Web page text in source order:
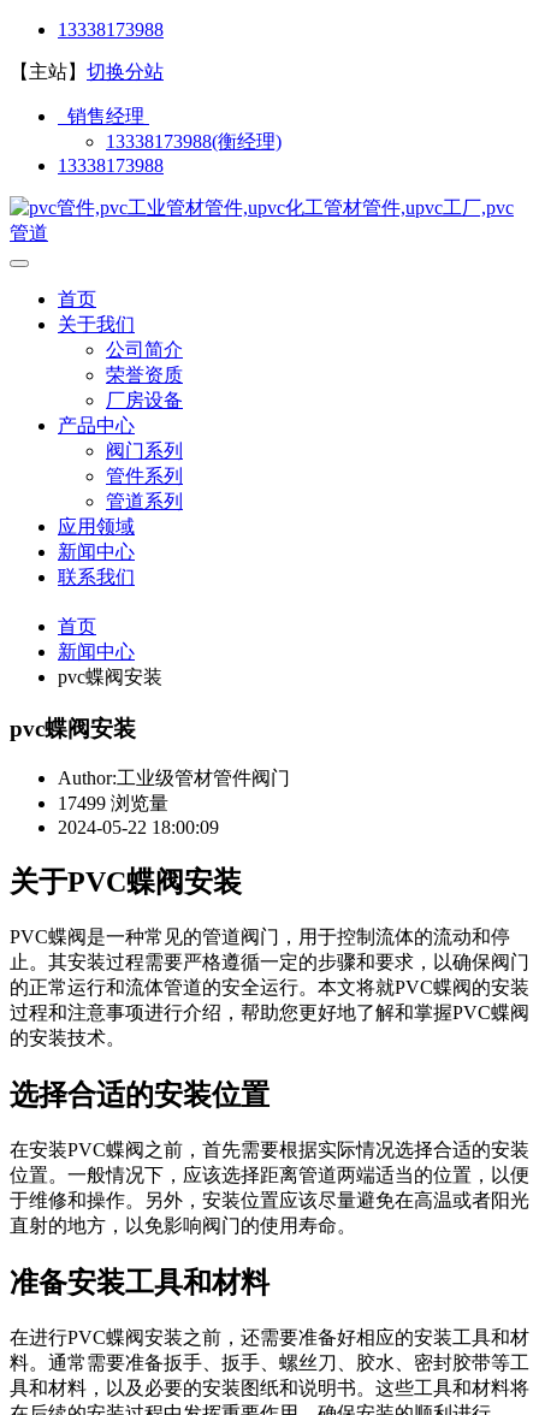
13338173988
【主站】 切换分站
销售经理
13338173988(衡经理)
13338173988
首页
关于我们
公司简介
荣誉资质
厂房设备
产品中心
阀门系列
管件系列
管道系列
应用领域
新闻中心
联系我们
首页
新闻中心
pvc蝶阀安装
pvc蝶阀安装
Author:工业级管材管件阀门
17499 浏览量
2024-05-22 18:00:09
关于PVC蝶阀安装
PVC蝶阀是一种常见的管道阀门，用于控制流体的流动和停
止。其安装过程需要严格遵循一定的步骤和要求，以确保阀门
的正常运行和流体管道的安全运行。本文将就PVC蝶阀的安装
过程和注意事项进行介绍，帮助您更好地了解和掌握PVC蝶阀
的安装技术。
选择合适的安装位置
在安装PVC蝶阀之前，首先需要根据实际情况选择合适的安装
位置。一般情况下，应该选择距离管道两端适当的位置，以便
于维修和操作。另外，安装位置应该尽量避免在高温或者阳光
直射的地方，以免影响阀门的使用寿命。
准备安装工具和材料
在进行PVC蝶阀安装之前，还需要准备好相应的安装工具和材
料。通常需要准备扳手、扳手、螺丝刀、胶水、密封胶带等工
具和材料，以及必要的安装图纸和说明书。这些工具和材料将